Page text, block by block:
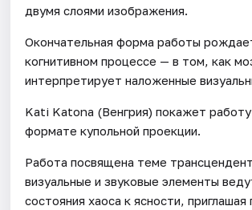
двумя слоями изображения.
Окончательная форма работы
когнитивном процессе — в том, как
интерпретирует наложенные
Kati Katona (Венгрия) покажет
формате купольной проекции.
Работа посвящена теме
визуальные и звуковые элементы
состояния хаоса к ясности,